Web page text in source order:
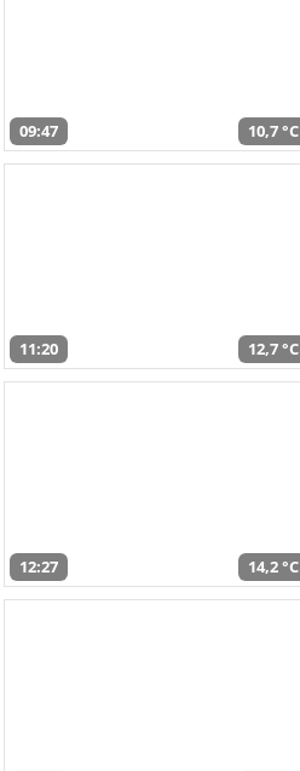
09:47 10,7 °C
11:20 12,7 °C
12:27 14,2 °C